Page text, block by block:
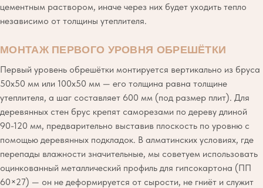
цементным раствором, иначе через них будет уходить тепло
независимо от толщины утеплителя.
МОНТАЖ ПЕРВОГО УРОВНЯ ОБРЕШЁТКИ
Первый уровень обрешётки монтируется вертикально из бруса
50х50 мм или 100х50 мм — его толщина равна толщине
утеплителя, а шаг составляет 600 мм (под размер плит). Для
деревянных стен брус крепят саморезами по дереву длиной
90-120 мм, предварительно выставив плоскость по уровню с
помощью деревянных подкладок. В алматинских условиях, где
перепады влажности значительные, мы советуем использовать
оцинкованный металлический профиль для гипсокартона (ПП
60×27) — он не деформируется от сырости, не гниёт и служит